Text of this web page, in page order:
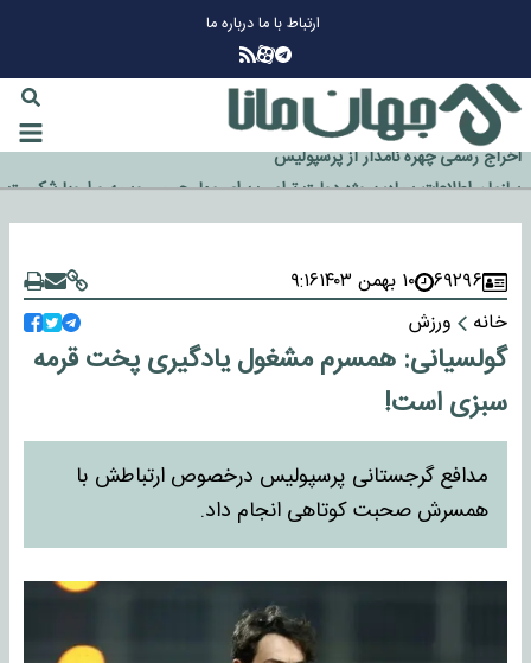
ارتباط با مادرباره ما
گزینه جدایی اوسمار روی میز مدیران پرسپولیس
آیا رئیس جمهور آمریکا قانون را دور می‌زند؟
اخراج رسمی چهره نامدار از پرسپولیس
سازمان اطلاعات سپاه: پروژه دولت ترامپ برای مهار چین، روسیه و اروپا شکست
خورد
۶۹۲۹۶ ۱۰ بهمن ۱۴۰۳
۹:۱۶
خانه
ورزش
گولسیانی: همسرم مشغول یادگیری پخت قرمه
سبزی است!
مدافع گرجستانی پرسپولیس درخصوص ارتباطش با
همسرش صحبت کوتاهی انجام داد.